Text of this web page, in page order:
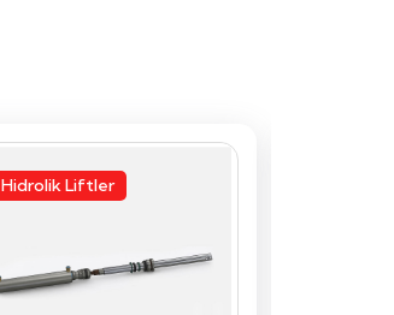
Hidrolik Liftler